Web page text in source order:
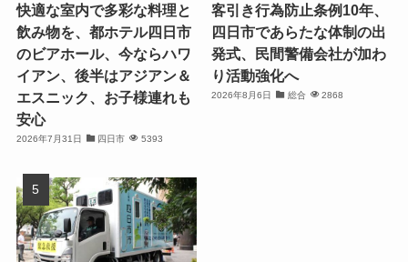
快適な室内で多彩な料理と
飲み物を、都ホテル四日市
のビアホール、今ならハワ
イアン、後半はアジアン＆
エスニック、お子様連れも
安心
2026年7月31日 四日市 5393
客引き行為防止条例10年、
四日市であらたな体制の出
発式、民間警備会社が加わ
り活動強化へ
2026年8月6日 総合 2868